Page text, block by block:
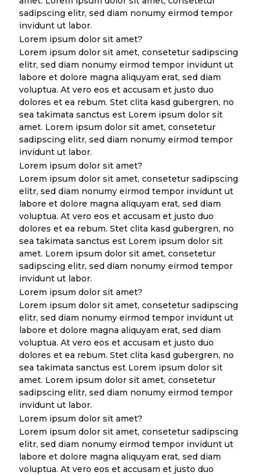
sadipscing elitr, sed diam nonumy eirmod tempor
invidunt ut labor.
Lorem ipsum dolor sit amet?
Lorem ipsum dolor sit amet, consetetur sadipscing
elitr, sed diam nonumy eirmod tempor invidunt ut
labore et dolore magna aliquyam erat, sed diam
voluptua. At vero eos et accusam et justo duo
dolores et ea rebum. Stet clita kasd gubergren, no
sea takimata sanctus est Lorem ipsum dolor sit
amet. Lorem ipsum dolor sit amet, consetetur
sadipscing elitr, sed diam nonumy eirmod tempor
invidunt ut labor.
Lorem ipsum dolor sit amet?
Lorem ipsum dolor sit amet, consetetur sadipscing
elitr, sed diam nonumy eirmod tempor invidunt ut
labore et dolore magna aliquyam erat, sed diam
voluptua. At vero eos et accusam et justo duo
dolores et ea rebum. Stet clita kasd gubergren, no
sea takimata sanctus est Lorem ipsum dolor sit
amet. Lorem ipsum dolor sit amet, consetetur
sadipscing elitr, sed diam nonumy eirmod tempor
invidunt ut labor.
Lorem ipsum dolor sit amet?
Lorem ipsum dolor sit amet, consetetur sadipscing
elitr, sed diam nonumy eirmod tempor invidunt ut
labore et dolore magna aliquyam erat, sed diam
voluptua. At vero eos et accusam et justo duo
dolores et ea rebum. Stet clita kasd gubergren, no
sea takimata sanctus est Lorem ipsum dolor sit
amet. Lorem ipsum dolor sit amet, consetetur
sadipscing elitr, sed diam nonumy eirmod tempor
invidunt ut labor.
Lorem ipsum dolor sit amet?
Lorem ipsum dolor sit amet, consetetur sadipscing
elitr, sed diam nonumy eirmod tempor invidunt ut
labore et dolore magna aliquyam erat, sed diam
voluptua. At vero eos et accusam et justo duo